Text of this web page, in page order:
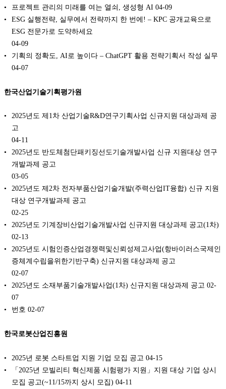
프로젝트 관리의 미래를 여는 열쇠, 생성형 AI 04-09
ESG 실행전략, 실무에서 전략까지 한 번에! – KPC 공개교육으로
ESG 전문가로 도약하세요
04-09
기획의 정확도, AI로 높이다 – ChatGPT 활용 전략기획서 작성 실무
04-07
한국산업기술기획평가원
2025년도 제1차 산업기술R&D연구기획사업 신규지원 대상과제 공
고
04-11
2025년도 반도체첨단패키징선도기술개발사업 신규 지원대상 연구
개발과제 공고
03-05
2025년도 제2차 전자부품산업기술개발(주력산업IT융합) 신규 지원
대상 연구개발과제 공고
02-25
2025년도 기계장비산업기술개발사업 신규지원 대상과제 공고(1차)
02-13
2025년도 시험인증산업경쟁력및신뢰성제고사업(항바이러스국제인
증체계수립을위한기반구축) 신규지원 대상과제 공고
02-07
2025년도 소재부품기술개발사업(1차) 신규지원 대상과제 공고 02-
07
번호 02-07
한국로봇산업진흥원
2025년 로봇 스타트업 지원 기업 모집 공고 04-15
「2025년 모빌리티 혁신제품 시험평가 지원」지원 대상 기업 상시
모집 공고(~11/15까지 상시 모집) 04-11